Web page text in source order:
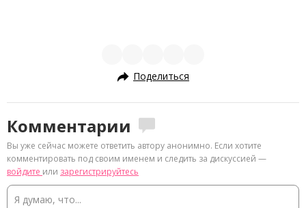
Поделиться
Комментарии
Вы уже сейчас можете ответить автору анонимно. Если хотите
комментировать под своим именем и следить за дискуссией —
войдите или зарегистрируйтесь